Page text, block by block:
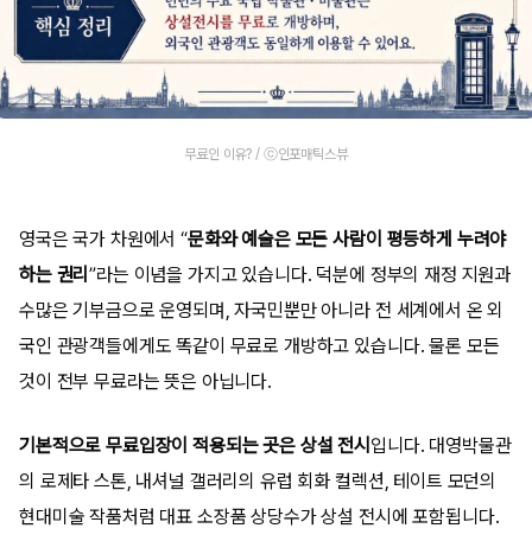
무료인 이유? / ⓒ인포매틱스뷰
영국은 국가 차원에서 “문화와 예술은 모든 사람이 평등하게 누려야
하는 권리”라는 이념을 가지고 있습니다. 덕분에 정부의 재정 지원과
수많은 기부금으로 운영되며, 자국민뿐만 아니라 전 세계에서 온 외
국인 관광객들에게도 똑같이 무료로 개방하고 있습니다. 물론 모든
것이 전부 무료라는 뜻은 아닙니다.
기본적으로 무료입장이 적용되는 곳은 상설 전시 입니다. 대영박물관
의 로제타 스톤, 내셔널 갤러리의 유럽 회화 컬렉션, 테이트 모던의
현대미술 작품처럼 대표 소장품 상당수가 상설 전시에 포함됩니다.